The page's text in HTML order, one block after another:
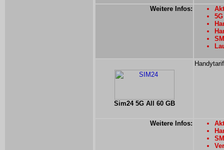
Weitere Infos:
Sim24 5G All 60 GB
Weitere Infos: